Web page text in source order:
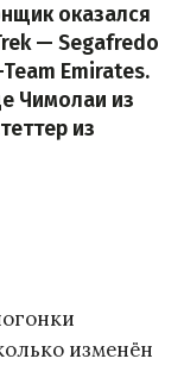
оказался
— Segafredo
Emirates.
Чимолаи из
из
изменён